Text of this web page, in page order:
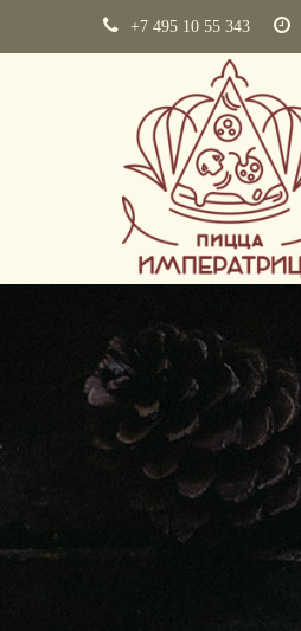
+7 495 10 55 343